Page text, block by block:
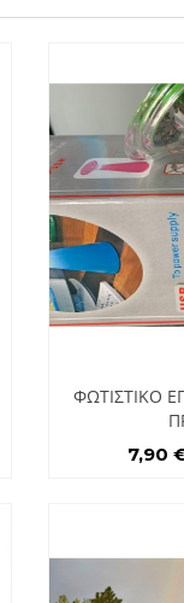
ΦΩΤΙΣΤΙΚΟ
7,90